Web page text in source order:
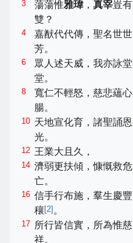
3 蕩蕩惟雅瑋，真宰豈有
雙？
4
嘉猷代代傳，聖名世世
芳。
6
眾人述天威，我亦詠堂
堂。
8
寬仁不輕怒，慈悲蘊心
腸。
10 天地宣化育，諸聖誦恩
光。
12 王業大且久，
14 濟弱更扶傾，慷慨救危
亡。
16 信手行布施，羣生慶豐
穰[2] 。
17 所行皆信實，所為惟慈
祥。